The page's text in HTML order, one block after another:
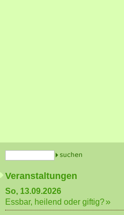
Veranstaltungen
So, 13.09.2026
Essbar, heilend oder giftig?